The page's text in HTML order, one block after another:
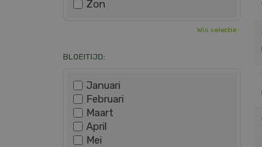
Zon
Wis selectie
BLOEITIJD:
Januari
Februari
Maart
April
Mei